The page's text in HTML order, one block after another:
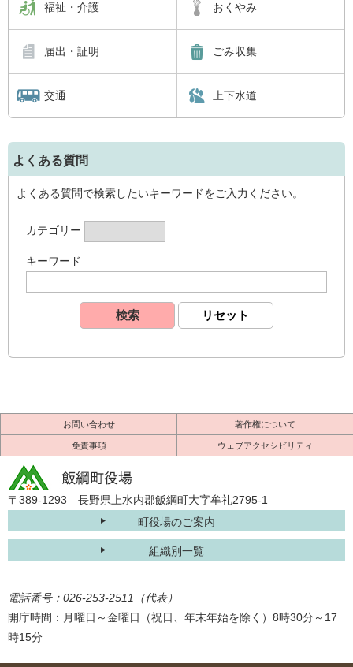
福祉・介護 おくやみ
届出・証明 ごみ収集
交通 上下水道
よくある質問
よくある質問で検索したいキーワードをご入力ください。
カテゴリー
キーワード
お問い合わせ 著作権について
免責事項 ウェブアクセシビリティ
〒389-1293 長野県上水内郡飯綱町大字牟礼2795-1
町役場のご案内
組織別一覧
電話番号：026-253-2511（代表）
開庁時間：月曜日～金曜日（祝日、年末年始を除く）8時30分～17
時15分